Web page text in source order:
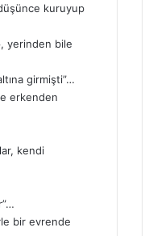
kuruyup
yerinden bile
girmişti”…
erkenden
kendi
bir evrende